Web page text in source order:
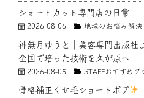
ショートカット専門店の日常
2026-08-06 地域のお悩み解決
神無月ゆうと｜美容専門出版社
全国で培った技術を久が原へ
2026-08-05 STAFFおすすめブ
骨格補正くせ毛ショートボブ